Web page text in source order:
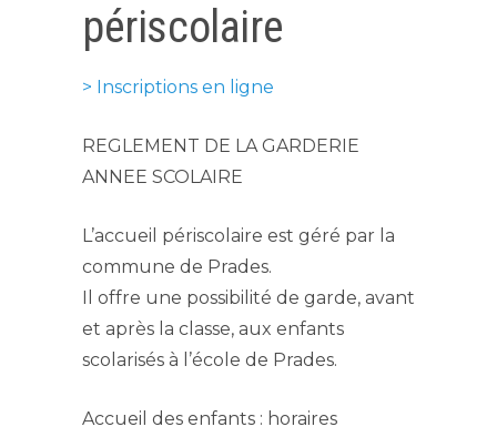
périscolaire
> Inscriptions en ligne
REGLEMENT DE LA GARDERIE
ANNEE SCOLAIRE
L’accueil périscolaire est géré par la
commune de Prades.
Il offre une possibilité de garde, avant
et après la classe, aux enfants
scolarisés à l’école de Prades.
Accueil des enfants : horaires